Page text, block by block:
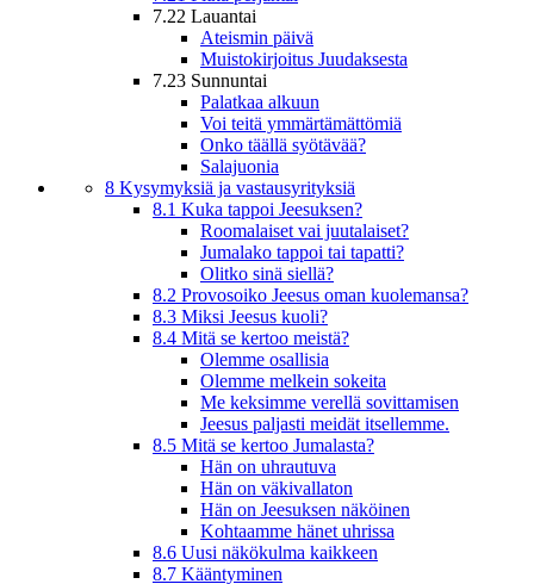
7.22 Lauantai
Ateismin päivä
Muistokirjoitus Juudaksesta
7.23 Sunnuntai
Palatkaa alkuun
Voi teitä ymmärtämättömiä
Onko täällä syötävää?
Salajuonia
8 Kysymyksiä ja vastausyrityksiä
8.1 Kuka tappoi Jeesuksen?
Roomalaiset vai juutalaiset?
Jumalako tappoi tai tapatti?
Olitko sinä siellä?
8.2 Provosoiko Jeesus oman kuolemansa?
8.3 Miksi Jeesus kuoli?
8.4 Mitä se kertoo meistä?
Olemme osallisia
Olemme melkein sokeita
Me keksimme verellä sovittamisen
Jeesus paljasti meidät itsellemme.
8.5 Mitä se kertoo Jumalasta?
Hän on uhrautuva
Hän on väkivallaton
Hän on Jeesuksen näköinen
Kohtaamme hänet uhrissa
8.6 Uusi näkökulma kaikkeen
8.7 Kääntyminen